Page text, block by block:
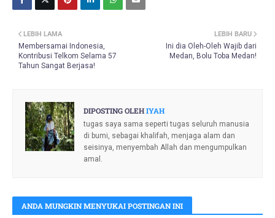
LEBIH BARU
Ini dia Oleh-Oleh Wajib dari
Medan, Bolu Toba Medan!
LEBIH LAMA
Membersamai Indonesia,
Kontribusi Telkom Selama 57
Tahun Sangat Berjasa!
DIPOSTING OLEHIYAH
tugas saya sama seperti tugas seluruh manusia
di bumi, sebagai khalifah, menjaga alam dan
seisinya, menyembah Allah dan mengumpulkan
amal.
ANDA MUNGKIN MENYUKAI POSTINGAN INI